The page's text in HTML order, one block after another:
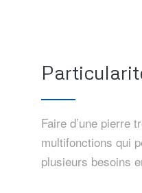
Faire d’une pierre
multifonctions qui
plusieurs besoins